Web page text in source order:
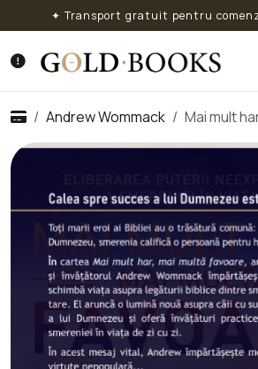
✦ Transport gratuit pentru
Andrew Wommack Mai mult